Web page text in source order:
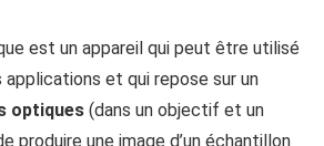
est un appareil qui peut être utilisé
applications et qui repose sur un
optiques (dans un objectif et un
produire une image d’un échantillon